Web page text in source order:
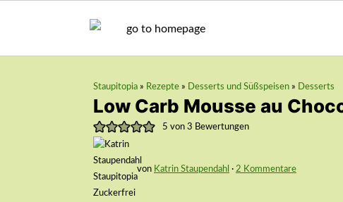
Staupitopia » Rezepte » Desserts und Süßspeisen » Desserts
Low Carb Mousse au
5 von 3 Bewertungen
von Katrin Staupendahl · 2 Kommentare